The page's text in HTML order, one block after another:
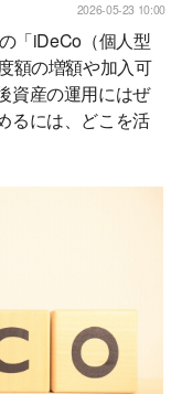
2026-05-23 10:00
「iDeCo（個人型
額の増額や加入可
資産の運用にはぜ
るには、どこを活